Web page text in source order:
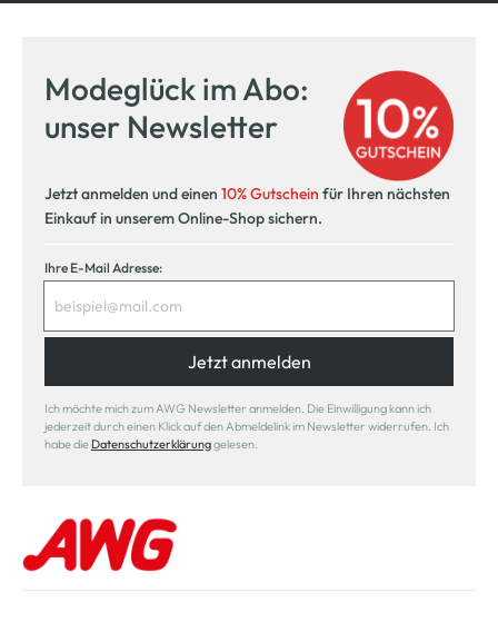
Modeglück im Abo:
unser Newsletter
Jetzt anmelden und einen 10% Gutschein für Ihren nächsten
Einkauf in unserem Online-Shop sichern.
Ihre E-Mail Adresse:
Jetzt anmelden
Ich möchte mich zum AWG Newsletter anmelden. Die Einwilligung kann ich
jederzeit durch einen Klick auf den Abmeldelink im Newsletter widerrufen. Ich
habe die Datenschutzerklärunggelesen.